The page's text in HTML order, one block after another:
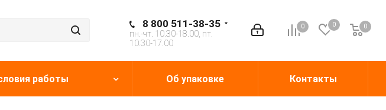
0 0 0
0
8 800 511-38-35
пн.-чт. 10.30-18.00, пт.
10.30-17.00
работы Об упаковке Контакты